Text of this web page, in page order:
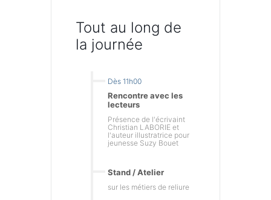
Tout au long de
la journée
Dès 11h00
Rencontre avec les
lecteurs
Présence de l'écrivaint
Christian LABORIE et
l'auteur illustratrice pour
jeunesse Suzy Bouet
Stand / Atelier
sur les métiers de reliure